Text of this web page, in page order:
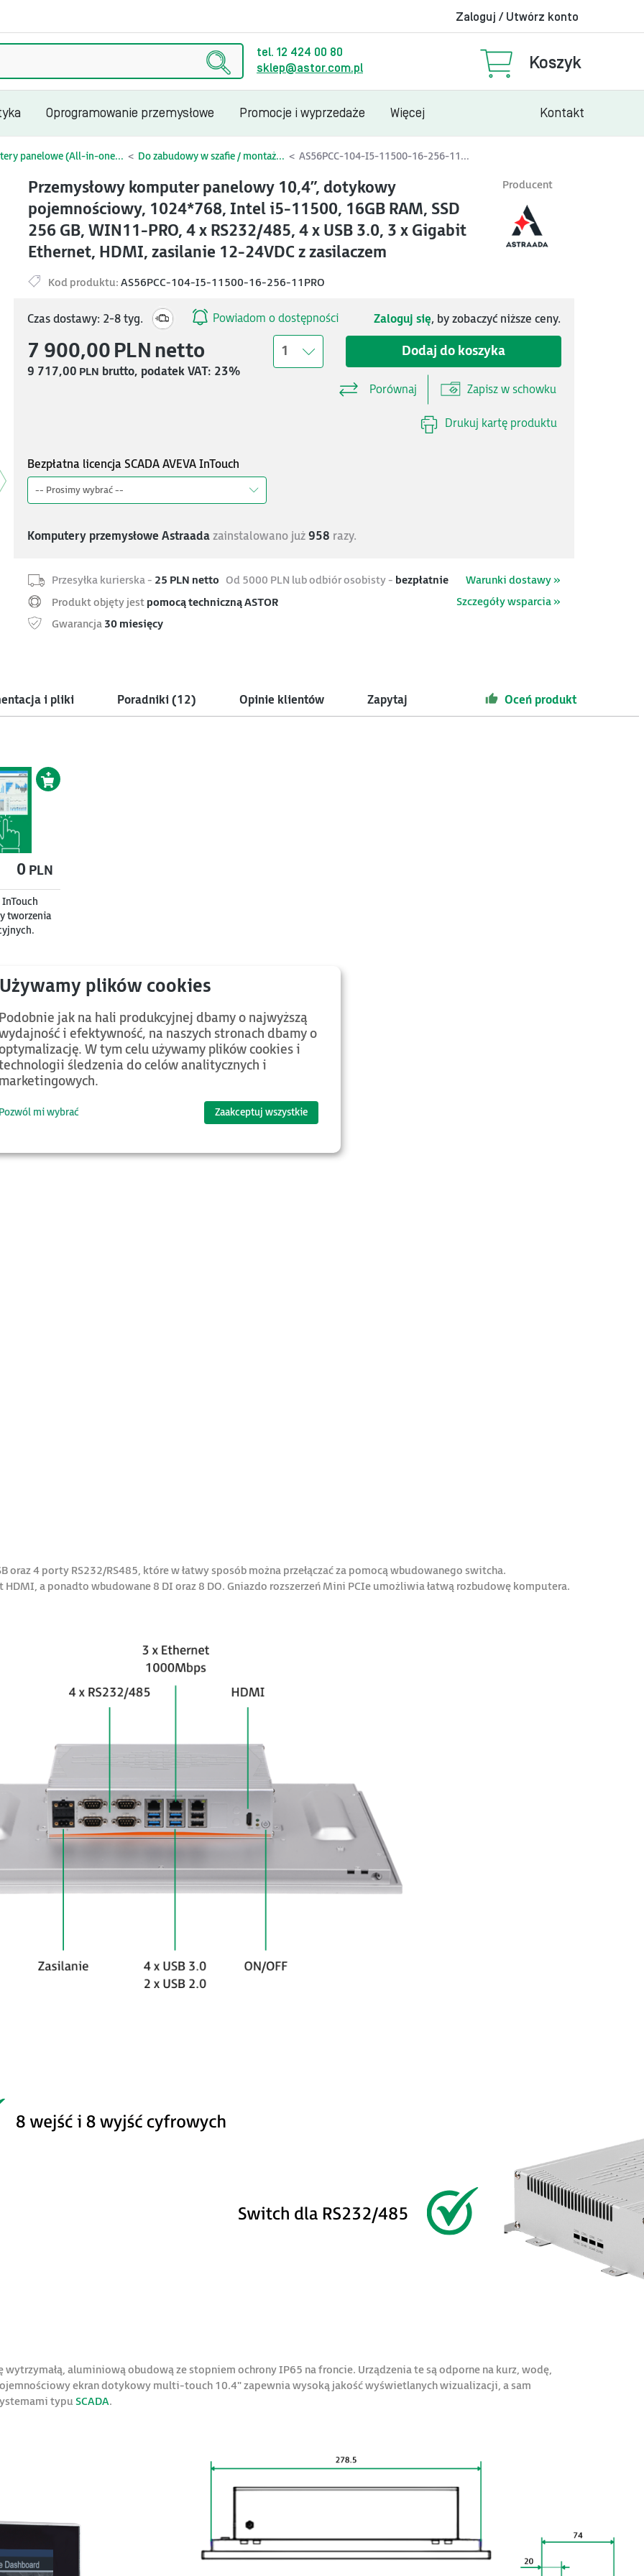
Zaloguj / Utwórz konto
tel. 12 424 00 80
sklep@astor.com.pl
Koszyk
Oprogramowanie przemysłowe Promocje i wyprzedaże Więcej Kontakt
panelowe (All-in-one... Do zabudowy w szafie / montaż... AS56PCC-104-I5-11500-16-256-11...
Producent
Przemysłowy komputer panelowy 10,4”, dotykowy
pojemnościowy, 1024*768, Intel i5-11500, 16GB RAM, SSD
256 GB, WIN11-PRO, 4 x RS232/485, 4 x USB 3.0, 3 x Gigabit
Ethernet, HDMI, zasilanie 12-24VDC z zasilaczem
Kod produktu: AS56PCC-104-I5-11500-16-256-11PRO
Czas dostawy: 2-8 tyg. Powiadom o dostępności Zaloguj się, by zobaczyć niższe ceny.
Dodaj do koszyka
1
Porównaj Zapisz w schowku
Drukuj kartę produktu
7 900,00 PLN netto
9 717,00 PLN brutto, podatek VAT: 23%
Bezpłatna licencja SCADA AVEVA InTouch
-- Prosimy wybrać --
Komputery przemysłowe Astraada zainstalowano już 958 razy.
Przesyłka kurierska - 25 PLN netto Od 5000 PLN lub odbiór osobisty - bezpłatnie
Warunki dostawy »
Produkt objęty jest pomocą techniczną ASTOR
Szczegóły wsparcia »
Gwarancja 30 miesięcy
i pliki Poradniki (12) Opinie klientów Zapytaj Oceń produkt
InTouch
tworzenia
0 PLN
oraz 4 porty RS232/RS485, które w łatwy sposób można przełączać za pomocą wbudowanego switcha.
a ponadto wbudowane 8 DI oraz 8 DO. Gniazdo rozszerzeń Mini PCIe umożliwia łatwą rozbudowę komputera.
aluminiową obudową ze stopniem ochrony IP65 na froncie. Urządzenia te są odporne na kurz, wodę,
ekran dotykowy multi-touch 10.4" zapewnia wysoką jakość wyświetlanych wizualizacji, a sam
typuSCADA.
jak na hali produkcyjnej dbamy o najwyższą
i efektywność, na naszych stronach dbamy o
W tym celu używamy plików cookies i
śledzenia do celów analitycznych i
mi wybrać Zaakceptuj wszystkie